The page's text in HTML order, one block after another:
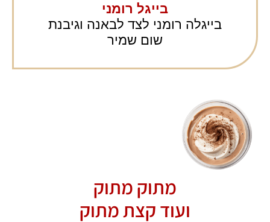
בייגל רומני
בייגלה רומני לצד לבאנה וגיבנת
שום שמיר
מתוק מתוק
ועוד קצת מתוק